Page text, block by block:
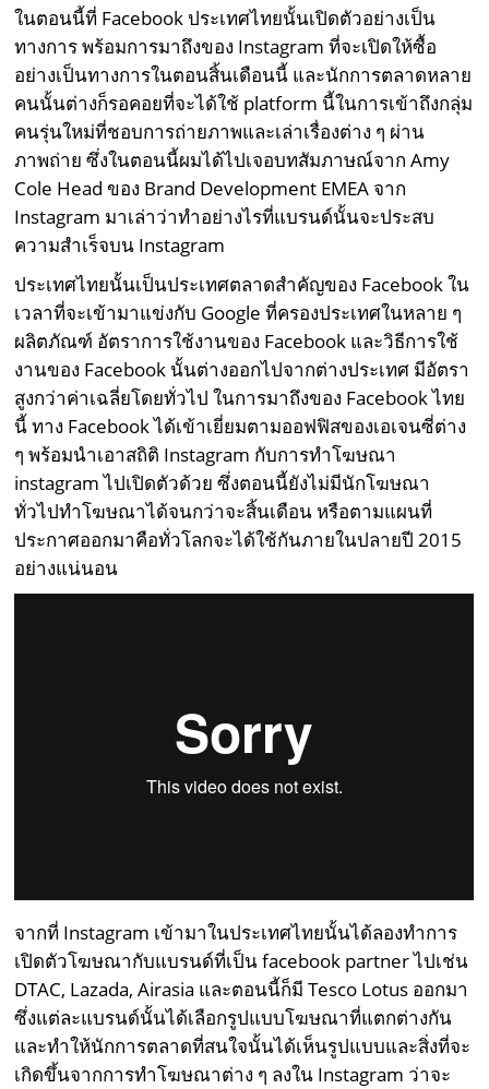
ในตอนนี้ที่ Facebook ประเทศไทยนั้นเปิดตัวอย่างเป็น
ทางการ พร้อมการมาถึงของ Instagram ที่จะเปิดให้ซื้อ
อย่างเป็นทางการในตอนสิ้นเดือนนี้ และนักการตลาดหลาย
คนนั้นต่างก็รอคอยที่จะได้ใช้ platform นี้ในการเข้าถึงกลุ่ม
คนรุ่นใหม่ที่ชอบการถ่ายภาพและเล่าเรื่องต่าง ๆ ผ่าน
ภาพถ่าย ซึ่งในตอนนี้ผมได้ไปเจอบทสัมภาษณ์จาก Amy
Cole Head ของ Brand Development EMEA จาก
Instagram มาเล่าว่าทำอย่างไรที่แบรนด์นั้นจะประสบ
ความสำเร็จบน Instagram
ประเทศไทยนั้นเป็นประเทศตลาดสำคัญของ Facebook ใน
เวลาที่จะเข้ามาแข่งกับ Google ที่ครองประเทศในหลาย ๆ
ผลิตภัณฑ์ อัตราการใช้งานของ Facebook และวิธีการใช้
งานของ Facebook นั้นต่างออกไปจากต่างประเทศ มีอัตรา
สูงกว่าค่าเฉลี่ยโดยทั่วไป ในการมาถึงของ Facebook ไทย
นี้ ทาง Facebook ได้เข้าเยี่ยมตามออฟฟิสของเอเจนซี่ต่าง
ๆ พร้อมนำเอาสถิติ Instagram กับการทำโฆษณา
instagram ไปเปิดตัวด้วย ซึ่งตอนนี้ยังไม่มีนักโฆษณา
ทั่วไปทำโฆษณาได้จนกว่าจะสิ้นเดือน หรือตามแผนที่
ประกาศออกมาคือทั่วโลกจะได้ใช้กันภายในปลายปี 2015
อย่างแน่นอน
จากที่ Instagram เข้ามาในประเทศไทยนั้นได้ลองทำการ
เปิดตัวโฆษณากับแบรนด์ที่เป็น facebook partner ไปเช่น
DTAC, Lazada, Airasia และตอนนี้ก็มี Tesco Lotus ออกมา
ซึ่งแต่ละแบรนด์นั้นได้เลือกรูปแบบโฆษณาที่แตกต่างกัน
และทำให้นักการตลาดที่สนใจนั้นได้เห็นรูปแบบและสิ่งที่จะ
เกิดขึ้นจากการทำโฆษณาต่าง ๆ ลงใน Instagram ว่าจะ